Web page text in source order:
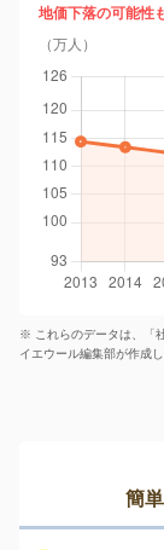
地価下落の可能性
（万人）
※ これらのデータは、「
イエウール編集部が作成し
簡